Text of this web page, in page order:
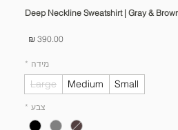
Deep Neckline Sweatshirt | Gray &
מידה *
Small
Medium
Large
צבע *